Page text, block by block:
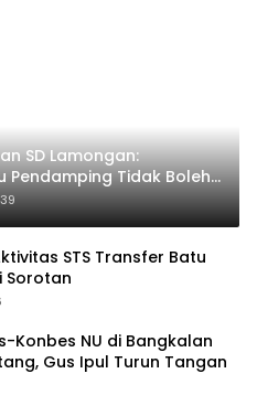
SD Lamongan:
Pendamping Tidak Boleh
STS Transfer Batu
Sorotan
Konbes NU di Bangkalan
Gus Ipul Turun Tangan